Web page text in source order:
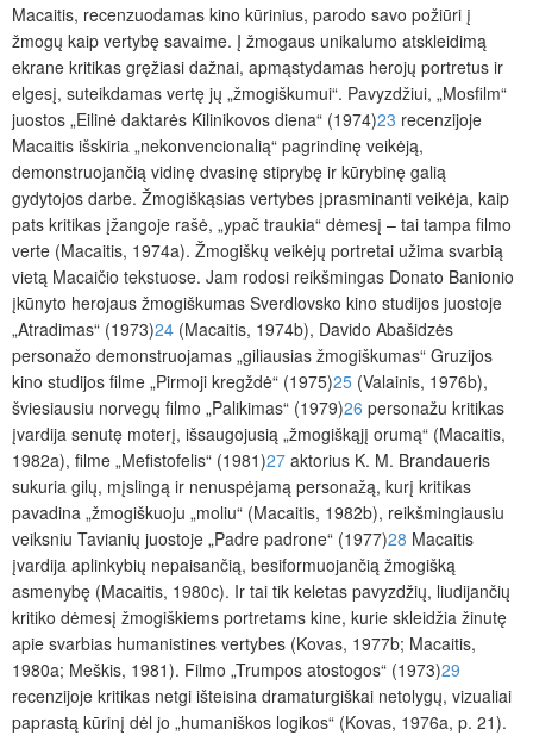
Macaitis, recenzuodamas kino kūrinius, parodo savo požiūri į
žmogų kaip vertybę savaime. Į žmogaus unikalumo atskleidimą
ekrane kritikas gręžiasi dažnai, apmąstydamas herojų portretus ir
elgesį, suteikdamas vertę jų „žmogiškumui“. Pavyzdžiui, „Mosfilm“
juostos „Eilinė daktarės Kilinikovos diena“ (1974)23 recenzijoje
Macaitis išskiria „nekonvencionalią“ pagrindinę veikėją,
demonstruojančią vidinę dvasinę stiprybę ir kūrybinę galią
gydytojos darbe. Žmogiškąsias vertybes įprasminanti veikėja, kaip
pats kritikas įžangoje rašė, „ypač traukia“ dėmesį – tai tampa filmo
verte (Macaitis, 1974a). Žmogiškų veikėjų portretai užima svarbią
vietą Macaičio tekstuose. Jam rodosi reikšmingas Donato Banionio
įkūnyto herojaus žmogiškumas Sverdlovsko kino studijos juostoje
„Atradimas“ (1973)24 (Macaitis, 1974b), Davido Abašidzės
personažo demonstruojamas „giliausias žmogiškumas“ Gruzijos
kino studijos filme „Pirmoji kregždė“ (1975)25 (Valainis, 1976b),
šviesiausiu norvegų filmo „Palikimas“ (1979)26 personažu kritikas
įvardija senutę moterį, išsaugojusią „žmogiškąjį orumą“ (Macaitis,
1982a), filme „Mefistofelis“ (1981)27 aktorius K. M. Brandaueris
sukuria gilų, mįslingą ir nenuspėjamą personažą, kurį kritikas
pavadina „žmogiškuoju „moliu“ (Macaitis, 1982b), reikšmingiausiu
veiksniu Tavianių juostoje „Padre padrone“ (1977)28 Macaitis
įvardija aplinkybių nepaisančią, besiformuojančią žmogišką
asmenybę (Macaitis, 1980c). Ir tai tik keletas pavyzdžių, liudijančių
kritiko dėmesį žmogiškiems portretams kine, kurie skleidžia žinutę
apie svarbias humanistines vertybes (Kovas, 1977b; Macaitis,
1980a; Meškis, 1981). Filmo „Trumpos atostogos“ (1973)29
recenzijoje kritikas netgi išteisina dramaturgiškai netolygų, vizualiai
paprastą kūrinį dėl jo „humaniškos logikos“ (Kovas, 1976a, p. 21).